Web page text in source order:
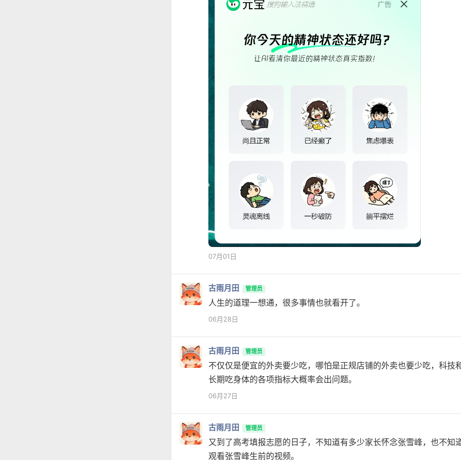
07月01日
古雨月田 管理员
人生的道理一想通，很多事情也就看开了。
06月28日
古雨月田 管理员
不仅仅是便宜的外卖要少吃，哪怕是正规店铺的外卖也要少吃，科技
长期吃身体的各项指标大概率会出问题。
06月27日
古雨月田 管理员
又到了高考填报志愿的日子，不知道有多少家长怀念张雪峰，也不知
观看张雪峰生前的视频。